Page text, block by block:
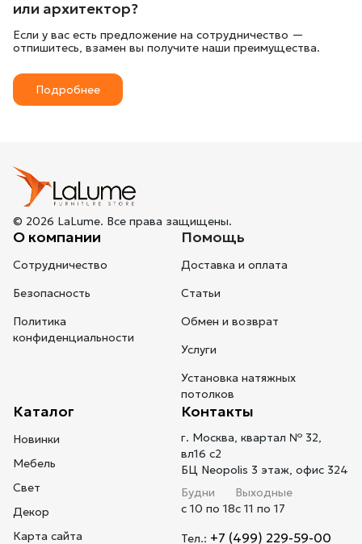
или архитектор?
Если у вас есть предложение на сотрудничество —
отпишитесь, взамен вы получите наши преимущества.
Подробнее
© 2026 LaLume. Все права защищены.
О компании
Сотрудничество
Безопасность
Политика
конфиденциальности
Помощь
Доставка и оплата
Статьи
Обмен и возврат
Услуги
Установка натяжных
потолков
Каталог
Новинки
Мебель
Свет
Декор
Карта сайта
Контакты
г. Москва, квартал № 32,
вл16 с2
БЦ Neopolis 3 этаж, офис 324
Будни
с 10 по 18
Выходные
с 11 по 17
Тел.: +7 (499) 229-59-00